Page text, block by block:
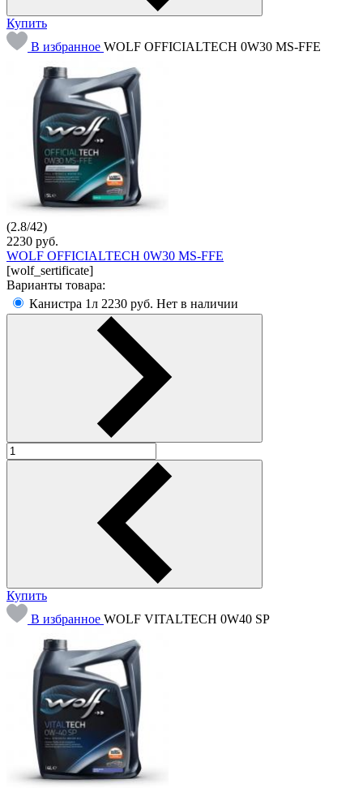
Купить
В избранное WOLF OFFICIALTECH 0W30 MS-FFE
(2.8/42)
2230 руб.
WOLF OFFICIALTECH 0W30 MS-FFE
[wolf_sertificate]
Варианты товара:
Канистра 1л 2230 руб. Нет в наличии
Купить
В избранное WOLF VITALTECH 0W40 SP